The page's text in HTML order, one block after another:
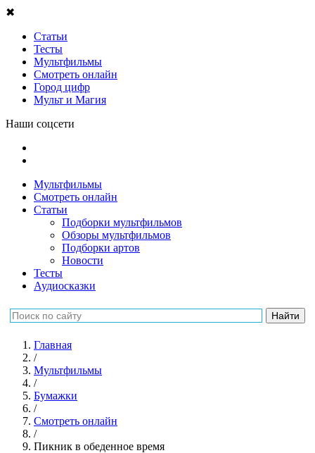
✖
Статьи
Тесты
Мультфильмы
Смотреть онлайн
Город цифр
Мульт и Магия
Наши соцсети
Мультфильмы
Смотреть онлайн
Статьи
Подборки мультфильмов
Обзоры мультфильмов
Подборки артов
Новости
Тесты
Аудиосказки
Главная
/
Мультфильмы
/
Бумажки
/
Смотреть онлайн
/
Пикник в обеденное время